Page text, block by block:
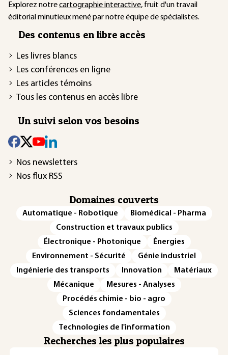
Explorez notrecartographie interactive, fruit d'un travail
éditorial minutieux mené par notre équipe de spécialistes.
Des contenus en libre accès
Les livres blancs
Les conférences en ligne
Les articles témoins
Tous les contenus en accès libre
Un suivi selon vos besoins
Nos newsletters
Nos flux RSS
Domaines couverts
Automatique - Robotique
Biomédical - Pharma
Construction et travaux publics
Électronique - Photonique
Énergies
Environnement - Sécurité
Génie industriel
Ingénierie des transports
Innovation
Matériaux
Mécanique
Mesures - Analyses
Procédés chimie - bio - agro
Sciences fondamentales
Technologies de l'information
Recherches les plus populaires